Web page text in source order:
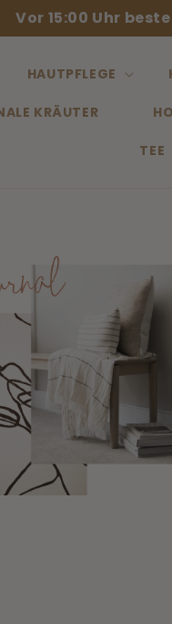
Vor 15:00 Uhr
HAUTPFLEGE
KRÄUTER
TEE